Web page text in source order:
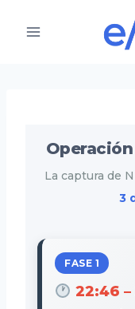
La captura de
3
FASE 1
22:46